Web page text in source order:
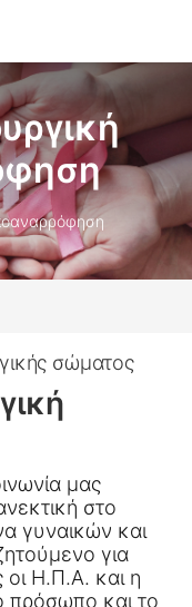
σώματος
μας
στο
γυναικών και
για
οι Η.Π.Α. και η
πρόσωπο και το